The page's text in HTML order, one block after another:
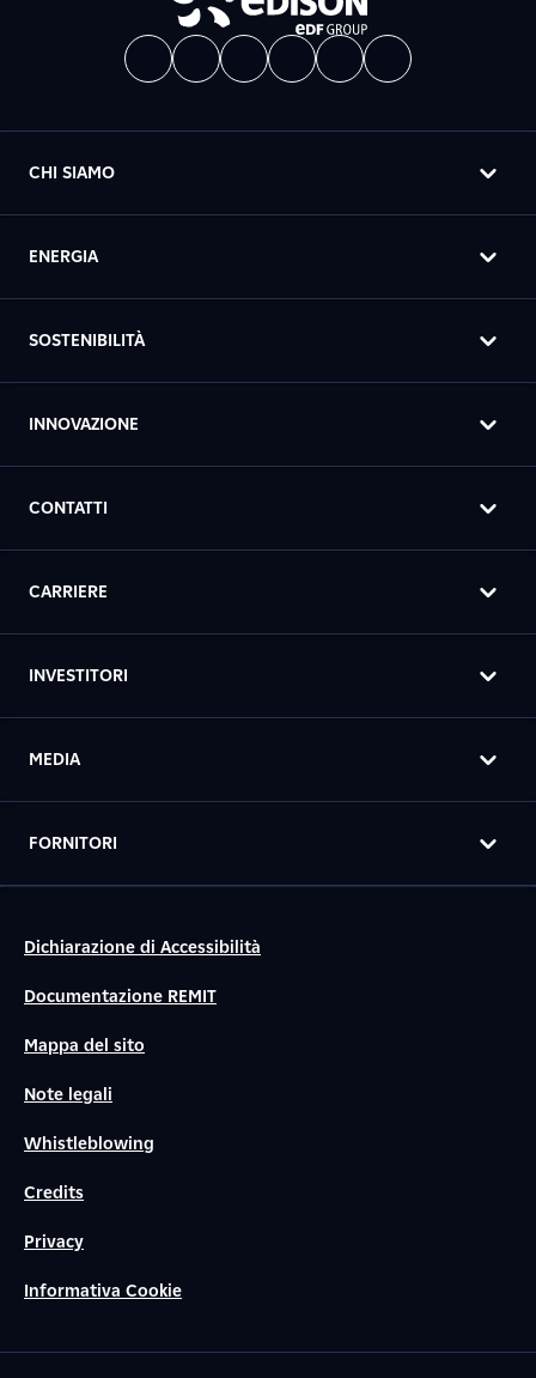
CHI SIAMO
ENERGIA
SOSTENIBILITÀ
INNOVAZIONE
CONTATTI
CARRIERE
INVESTITORI
MEDIA
FORNITORI
Dichiarazione di Accessibilità
Documentazione REMIT
Mappa del sito
Note legali
Whistleblowing
Credits
Privacy
Informativa Cookie